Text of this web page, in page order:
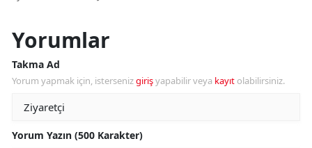
Yorumlar
Takma Ad
Yorum yapmak için, istersenizgirişyapabilir veya kayıt olabilirsiniz.
Yorum Yazın (500 Karakter)